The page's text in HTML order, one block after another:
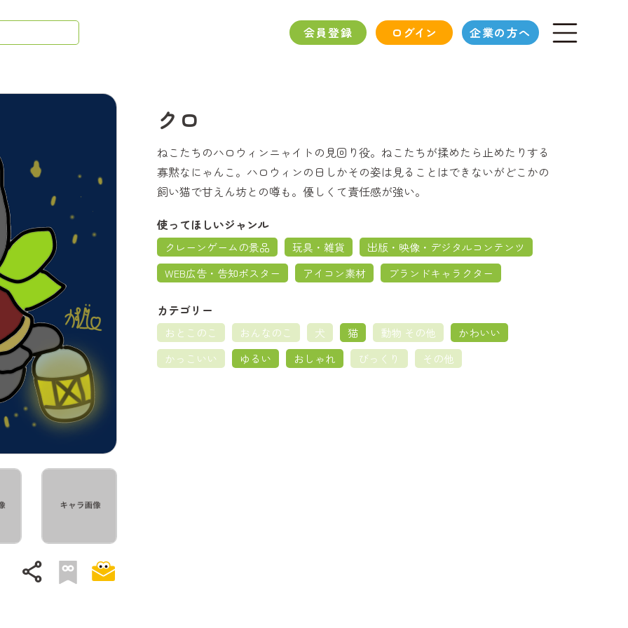
会員登録 ログイン 企業の方へ
share
クロ
ねこたちのハロウィンニャイトの見回り役。ねこたちが揉めたら止めたりする
寡黙なにゃんこ。ハロウィンの日しかその姿は見ることはできないがどこかの
飼い猫で甘えん坊との噂も。優しくて責任感が強い。
使ってほしいジャンル
クレーンゲームの景品 玩具・雑貨
出版・映像・デジタルコンテンツ
WEB広告・告知ポスター
アイコン素材 ブランドキャラクター
カテゴリー
おとこのこ おんなのこ 犬 猫 動物 その他
かわいい
かっこいい
ゆるい おしゃれ びっくり その他